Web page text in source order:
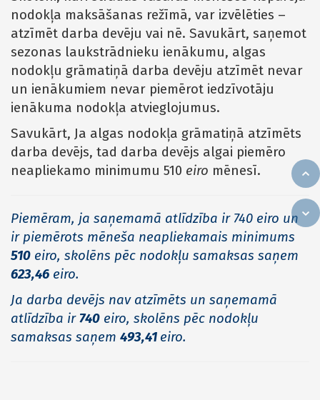
nodokļa maksāšanas režīmā, var izvēlēties –
atzīmēt darba devēju vai nē. Savukārt, saņemot
sezonas laukstrādnieku ienākumu, algas
nodokļu grāmatiņā darba devēju atzīmēt nevar
un ienākumiem nevar piemērot iedzīvotāju
ienākuma nodokļa atvieglojumus.
Savukārt, Ja algas nodokļa grāmatiņā atzīmēts
darba devējs, tad darba devējs algai piemēro
neapliekamo minimumu 510 eiro mēnesī.
Piemēram, ja saņemamā atlīdzība ir 740 eiro un
ir piemērots mēneša neapliekamais minimums
510 eiro, skolēns pēc nodokļu samaksas saņem
623,46 eiro.
Ja darba devējs nav atzīmēts un saņemamā
atlīdzība ir740 eiro, skolēns pēc nodokļu
samaksas saņem 493,41 eiro.